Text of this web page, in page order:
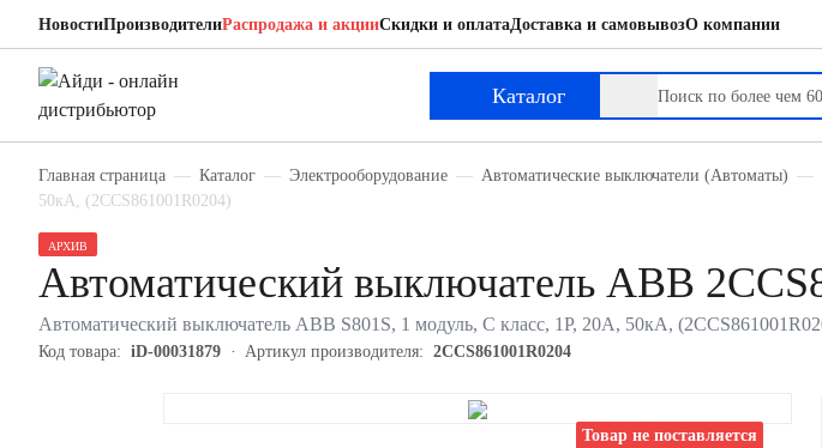
НовостиПроизводителиРаспродажа и акцииСкидки и оплатаДоставка и самовывозО компании
Каталог
Главная страница Каталог Электрооборудование Автоматические выключатели (Автоматы)
50кА, (2CCS861001R0204)
Товар не поставляется
АРХИВ
Автоматический выключатель ABB
Автоматический выключатель ABB S801S, 1 модуль, C класс, 1P, 20А, 50кА,
Код товара: iD-00031879 Артикул производителя: 2CCS861001R0204
ABB 2CCS861001R0204
Автоматический выключатель